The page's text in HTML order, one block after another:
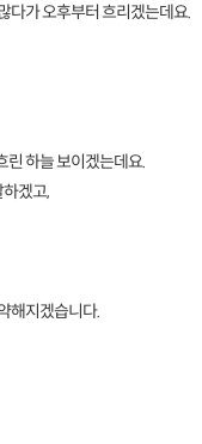
다가 오후부터 흐리겠는데요.
린 하늘 보이겠는데요.
겠고,
해지겠습니다.